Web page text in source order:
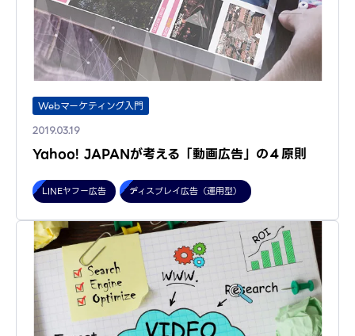
Webマーケティング入門
2019.03.19
Yahoo! JAPANが考える「動画広告」の４原則
LINEヤフー広告 ディスプレイ広告（運用型）